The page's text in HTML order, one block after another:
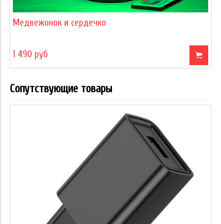
Медвежонок и сердечко
1 490 руб
Сопутствующие товары